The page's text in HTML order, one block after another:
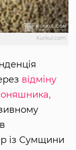
Kurkul.com
відміну
із Сумщини